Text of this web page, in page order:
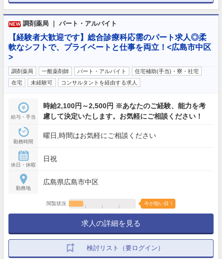
NEW 調剤薬局 ｜ パート・アルバイト
【経験者大歓迎です】総合診療科応需のパート求人◎柔
軟なシフトで、プライベートと仕事を両立！<広島市中区
>
調剤薬局 一般薬剤師 パート・アルバイト
住宅補助(手当)・寮・社宅
在宅
未経験可 コンサルタントを経由する求人
給与・手当
時給2,100円～2,500円 ※あなたのご経験、能力を考
慮して決定いたします。お気軽にご相談ください！
勤務時間
曜日,時間はお気軽にご相談ください
休日・休暇
日祝
勤務地
広島県広島市中区
閲覧状況 今が狙い目！
求人の詳細を見る
検討リスト（要ログイン）